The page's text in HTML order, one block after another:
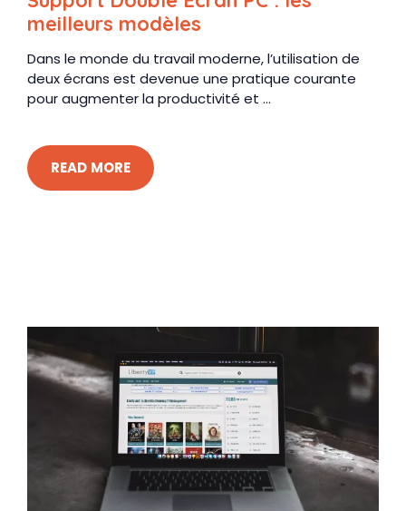
meilleurs modèles
Dans le monde du travail moderne, l’utilisation de
deux écrans est devenue une pratique courante
pour augmenter la productivité et ...
READ MORE